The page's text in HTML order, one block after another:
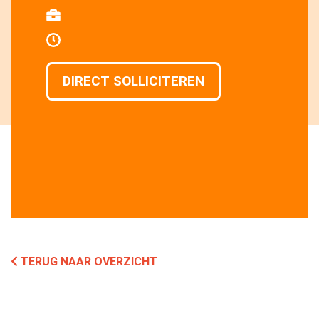
DIRECT SOLLICITEREN
TERUG NAAR OVERZICHT